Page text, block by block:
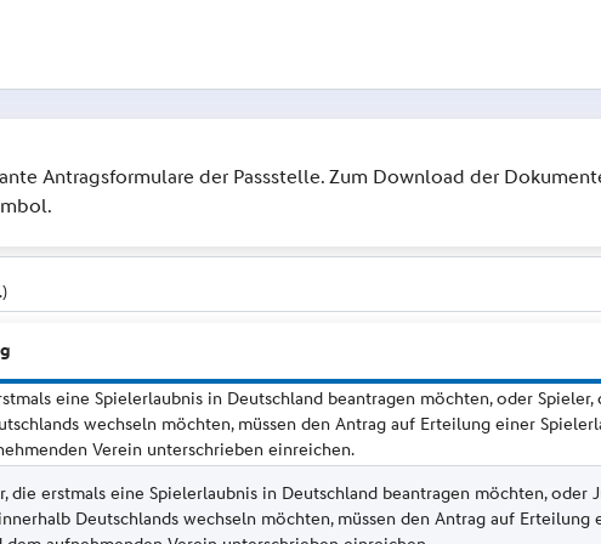
Antragsformulare der Passstelle. Zum Download der
eine Spielerlaubnis in Deutschland beantragen möchten, oder Spieler,
wechseln möchten, müssen den Antrag auf Erteilung einer
Verein unterschrieben einreichen.
die erstmals eine Spielerlaubnis in Deutschland beantragen möchten, oder
Deutschlands wechseln möchten, müssen den Antrag auf Erteilung